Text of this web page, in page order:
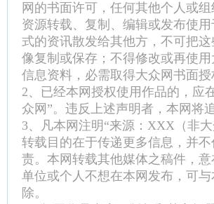
网的书面许可，任何其他个人或
资源转载、复制、编辑或发布使
式的资讯散发给其他方，不可把
像复制或保存；不得修改或再使
信息资料，必需取得大众网书面授
2、已经本网授权使用作品的，应
众网”。违反上述声明者，本网将
3、凡本网注明“来源：XXX（非
转载目的在于传递更多信息，并
责。本网转载其他媒体之稿件，
单位或个人不想在本网发布，可
除。